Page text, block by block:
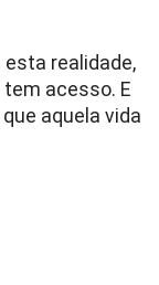
esta realidade,
acesso. E
aquela vida